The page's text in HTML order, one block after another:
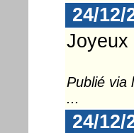
24/12/
Joyeux
Publié via
...
24/12/